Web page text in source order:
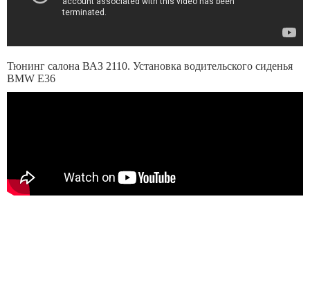
Тюнинг салона ВАЗ 2110. Установка водительского сиденья
BMW E36